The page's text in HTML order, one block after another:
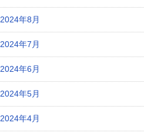
2024年8月
2024年7月
2024年6月
2024年5月
2024年4月